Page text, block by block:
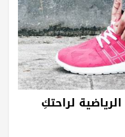
لراحتكِ